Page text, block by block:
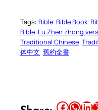
Tags: Bible Bible Book
Bible Lu Zhen zhong
Traditional Chinese
体中文 舊約全書
Share this article on Facebook Share this article on WhatsApp Share this article on LinkedIn Share